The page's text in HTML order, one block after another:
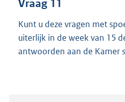
Vraag 11
Kunt u deze vragen met
uiterlijk in de week van 15
antwoorden aan de Kamer